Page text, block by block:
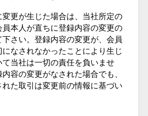
更が生じた場合は、当社所定の
本人が直ちに登録内容の変更の
さい。登録内容の変更が、会員
なされなかったことにより生じ
て当社は一切の責任を負いませ
容の変更がなされた場合でも、
た取引は変更前の情報に基づい